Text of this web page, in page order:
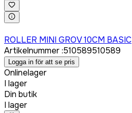
ROLLER MINI GROV 10CM BASIC
Artikelnummer:510589510589
Logga in för att se pris
Onlinelager
I lager
Din butik
I lager